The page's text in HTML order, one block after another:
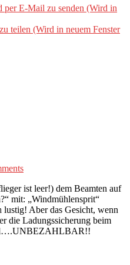
per E-Mail zu senden (Wird in
teilen (Wird in neuem Fenster
ist leer!) dem Beamten auf
mit: „Windmühlensprit“
Aber das Gesicht, wenn
die Ladungssicherung beim